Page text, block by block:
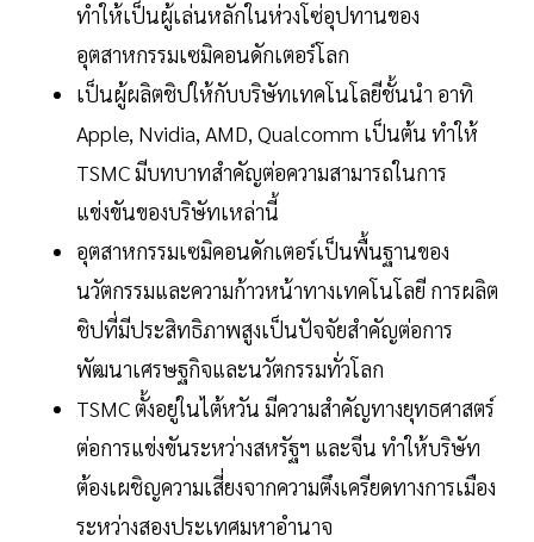
ทำให้เป็นผู้เล่นหลักในห่วงโซ่อุปทานของ
อุตสาหกรรมเซมิคอนดักเตอร์โลก
เป็นผู้ผลิตชิปให้กับบริษัทเทคโนโลยีชั้นนำ อาทิ
Apple, Nvidia, AMD, Qualcomm เป็นต้น ทำให้
TSMC มีบทบาทสำคัญต่อความสามารถในการ
แข่งขันของบริษัทเหล่านี้
อุตสาหกรรมเซมิคอนดักเตอร์เป็นพื้นฐานของ
นวัตกรรมและความก้าวหน้าทางเทคโนโลยี การผลิต
ชิปที่มีประสิทธิภาพสูงเป็นปัจจัยสำคัญต่อการ
พัฒนาเศรษฐกิจและนวัตกรรมทั่วโลก
TSMC ตั้งอยู่ในไต้หวัน มีความสำคัญทางยุทธศาสตร์
ต่อการแข่งขันระหว่างสหรัฐฯ และจีน ทำให้บริษัท
ต้องเผชิญความเสี่ยงจากความตึงเครียดทางการเมือง
ระหว่างสองประเทศมหาอำนาจ